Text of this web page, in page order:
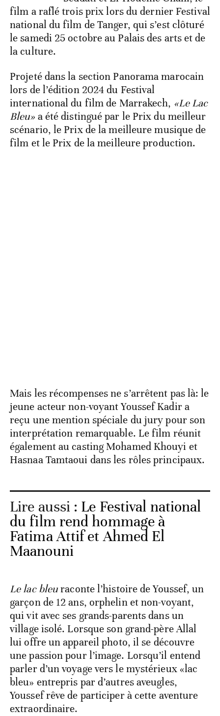
film a raflé trois prix lors du dernier Festival
national du film de Tanger, qui s’est clôturé
le samedi 25 octobre au Palais des arts et de
la culture.
Projeté dans la section Panorama marocain
lors de l’édition 2024 du Festival
international du film de Marrakech, «Le Lac
Bleu» a été distingué par le Prix du meilleur
scénario, le Prix de la meilleure musique de
film et le Prix de la meilleure production.
Mais les récompenses ne s’arrêtent pas là: le
jeune acteur non-voyant Youssef Kadir a
reçu une mention spéciale du jury pour son
interprétation remarquable. Le film réunit
également au casting Mohamed Khouyi et
Hasnaa Tamtaoui dans les rôles principaux.
Lire aussi : Le Festival national
du film rend hommage à
Fatima Attif et Ahmed El
Maanouni
Le lac bleuraconte l’histoire de Youssef, un
garçon de 12 ans, orphelin et non-voyant,
qui vit avec ses grands-parents dans un
village isolé. Lorsque son grand-père Allal
lui offre un appareil photo, il se découvre
une passion pour l’image. Lorsqu’il entend
parler d’un voyage vers le mystérieux «lac
bleu» entrepris par d’autres aveugles,
Youssef rêve de participer à cette aventure
extraordinaire.